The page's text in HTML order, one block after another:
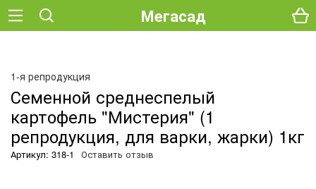
Мегасад
1-я репродукция
Семенной среднеспелый
картофель "Мистерия" (1
репродукция, для варки, жарки) 1кг
Артикул: 318-1 Оставить отзыв